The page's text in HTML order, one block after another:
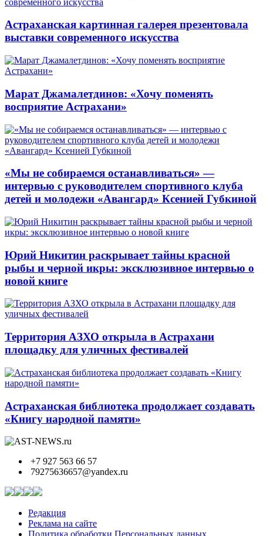
Астраханская картинная галерея презентовала
выставки современного искусства
Марат Джамалетдинов: «Хочу поменять
восприятие Астрахани»
«Мы не собираемся останавливаться» —
интервью с руководителем спортивного клуба
детей и молодежи «Авангард» Ксенией Губкиной
Юрий Никитин раскрывает тайны красной
рыбы и черной икры: эксклюзивное интервью о
новой книге
Территория АЗХО открыла в Астрахани
площадку для уличных фестивалей
Астраханская библиотека продолжает создавать
«Книгу народной памяти»
+7 927 563 66 57
79275636657@yandex.ru
Редакция
Реклама на сайте